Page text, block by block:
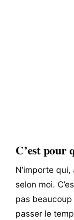
C’est pour
N’importe
selon moi.
pas
passer le